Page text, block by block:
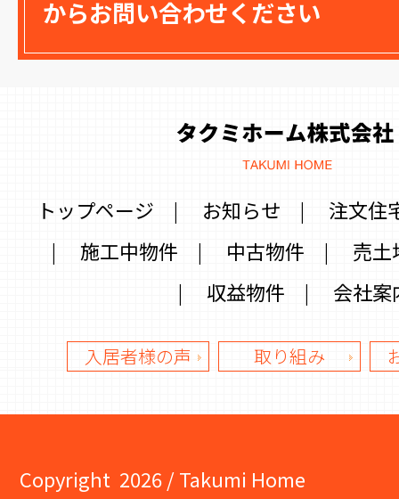
からお問い合わせください
トップページ | お知らせ | 注文住
| 施工中物件 | 中古物件 | 売土
| 収益物件 | 会社案
入居者様の声 取り組み
Copyright 2026 / Takumi Home